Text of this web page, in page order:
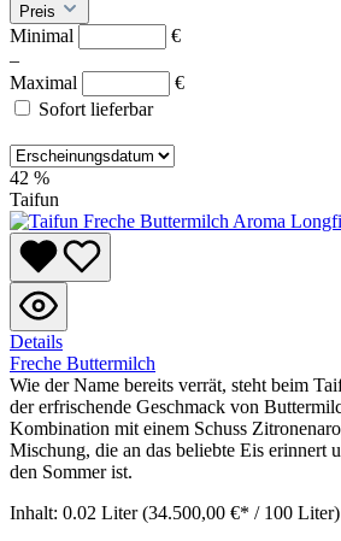
Preis
Minimal
€
–
Maximal
€
Sofort lieferbar
42 %
Taifun
Details
Freche Buttermilch
Wie der Name bereits verrät, steht beim
der erfrischende Geschmack von
Kombination mit einem Schuss
Mischung, die an das beliebte Eis erinnert
den Sommer ist.
Inhalt: 0.02 Liter(34.500,00 €* / 100 Liter)